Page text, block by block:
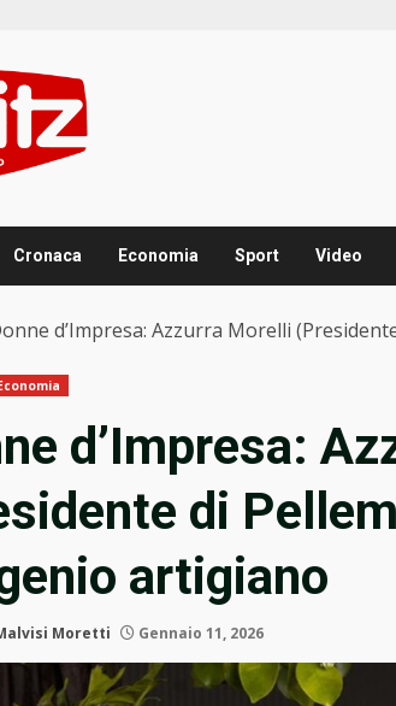
Cronaca Economia Sport Video
d’Impresa: Azzurra Morelli
d’Impresa:
di
artigiano
Moretti Gennaio 11, 2026